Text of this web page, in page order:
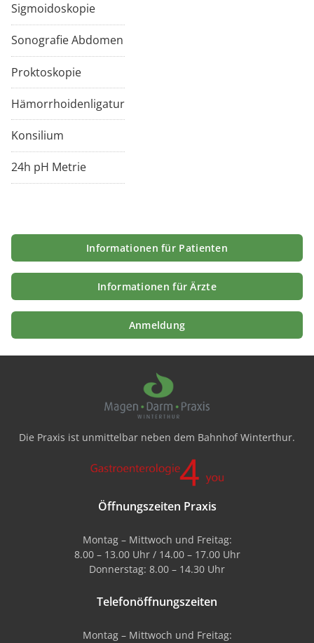
Sigmoidoskopie
Sonografie Abdomen
Proktoskopie
Hämorrhoidenligatur
Konsilium
24h pH Metrie
Informationen für Patienten
Informationen für Ärzte
Anmeldung
Die Praxis ist unmittelbar neben dem Bahnhof Winterthur.
Öffnungszeiten Praxis
Montag – Mittwoch und Freitag:
8.00 – 13.00 Uhr / 14.00 – 17.00 Uhr
Donnerstag: 8.00 – 14.30 Uhr
Telefonöffnungszeiten
Montag – Mittwoch und Freitag: